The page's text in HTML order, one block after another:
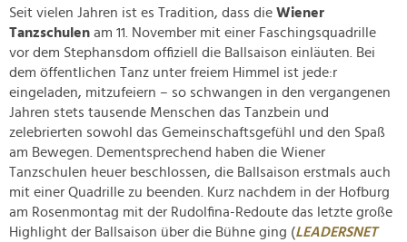
Seit vielen Jahren ist es Tradition, dass die Wiener
Tanzschulen am 11. November mit einer Faschingsquadrille
vor dem Stephansdom offiziell die Ballsaison einläuten. Bei
dem öffentlichen Tanz unter freiem Himmel ist jede:r
eingeladen, mitzufeiern – so schwangen in den vergangenen
Jahren stets tausende Menschen das Tanzbein und
zelebrierten sowohl das Gemeinschaftsgefühl und den Spaß
am Bewegen. Dementsprechend haben die Wiener
Tanzschulen heuer beschlossen, die Ballsaison erstmals auch
mit einer Quadrille zu beenden. Kurz nachdem in der Hofburg
am Rosenmontag mit der Rudolfina-Redoute das letzte große
Highlight der Ballsaison über die Bühne ging (LEADERSNET